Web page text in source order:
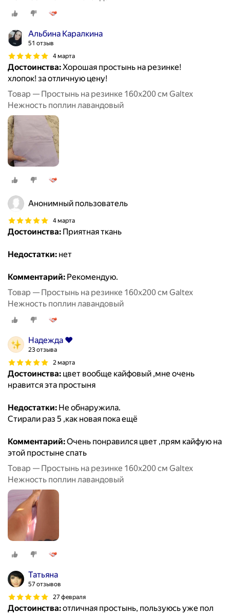
Альбина Каралкина
51 отзыв
4 марта
Достоинства:Хорошая простынь на резинке!
хлопок! за отличную цену!
Товар — Простынь на резинке 160х200 см Galtex
Нежность поплин лавандовый
Анонимный пользователь
4 марта
Достоинства: Приятная ткань
Недостатки: нет
Комментарий: Рекомендую.
Товар — Простынь на резинке 160х200 см Galtex
Нежность поплин лавандовый
Надежда ❤️
23 отзыва
2 марта
Достоинства: цвет вообще кайфовый ,мне очень
нравится эта простыня
Недостатки: Не обнаружила.
Стирали раз 5 ,как новая пока ещё
Комментарий:Очень понравился цвет ,прям кайфую на
этой простыне спать
Товар — Простынь на резинке 160х200 см Galtex
Нежность поплин лавандовый
Татьяна
57 отзывов
27 февраля
Достоинства:отличная простынь, пользуюсь уже пол